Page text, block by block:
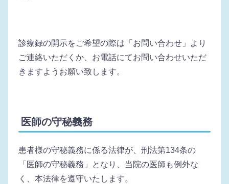
診療録の開示をご希望の際は「お問い合わせ」より
ご連絡いただくか、お電話にてお問い合わせいただ
きますようお願い致します。
医師の守秘義務
患者様の守秘義務に係る法律が、刑法第134条の
「医師の守秘義務」となり、当院の医師も例外な
く、本法律を遵守いたします。